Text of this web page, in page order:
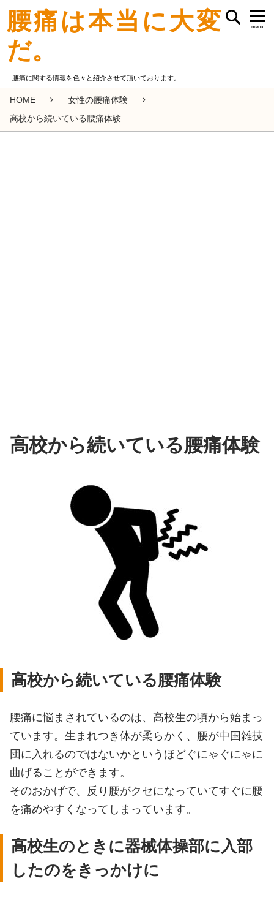
腰痛は本当に大変
だ。
腰痛に関する情報を色々と紹介させて頂いております。
menu
HOME
女性の腰痛体験
高校から続いている腰痛体験
高校から続いている腰痛体験
高校から続いている腰痛体験
腰痛に悩まされているのは、高校生の頃から始まっ
ています。生まれつき体が柔らかく、腰が中国雑技
団に入れるのではないかというほどぐにゃぐにゃに
曲げることができます。
そのおかげで、反り腰がクセになっていてすぐに腰
を痛めやすくなってしまっています。
高校生のときに器械体操部に入部
したのをきっかけに